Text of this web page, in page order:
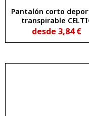
Pantalón corto
transpirable
desde 3,84€